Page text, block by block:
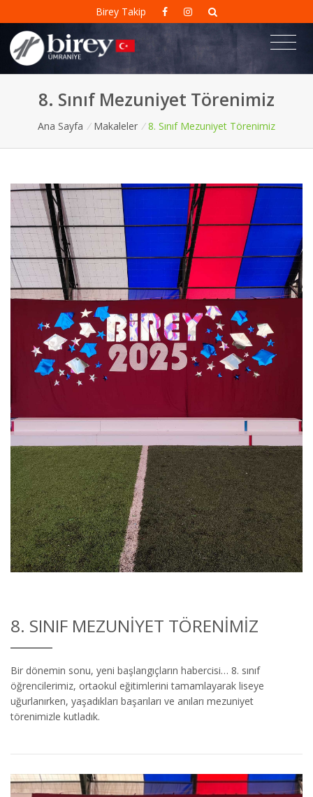
Birey Takip
8. Sınıf Mezuniyet Törenimiz
Ana Sayfa / Makaleler / 8. Sınıf Mezuniyet Törenimiz
8. SINIF MEZUNIYET TÖRENIMIZ
Bir dönemin sonu, yeni başlangıçların habercisi… 8. sınıf
öğrencilerimiz, ortaokul eğitimlerini tamamlayarak liseye
uğurlanırken, yaşadıkları başarıları ve anıları mezuniyet
törenimizle kutladık.